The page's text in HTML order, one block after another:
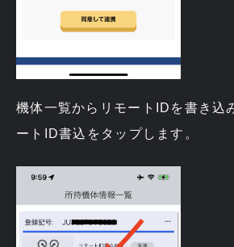
機体一覧からリモートIDを書き込
ートID書込をタップします。